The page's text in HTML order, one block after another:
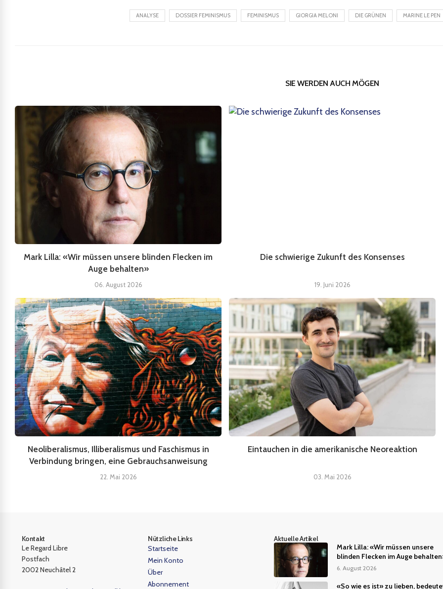
ANALYSE DOSSIER FEMINISMUS FEMINISMUS GIORGIA MELONI DIE GRÜNEN MARINE LE PEN
SIE WERDEN AUCH MÖGEN
Mark Lilla: «Wir müssen unsere blinden Flecken im
Auge behalten»
06. August 2026
Die schwierige Zukunft des Konsenses
19. Juni 2026
Neoliberalismus, Illiberalismus und Faschismus in
Verbindung bringen, eine Gebrauchsanweisung
22. Mai 2026
Eintauchen in die amerikanische Neoreaktion
03. Mai 2026
Kontakt
Le Regard Libre
Postfach
2002 Neuchâtel 2
Nützliche Links
Startseite
Mein Konto
Über
Abonnement
Aktuelle Artikel
Mark Lilla: «Wir müssen unsere
blinden Flecken im Auge
6. August 2026
«So wie es ist» zu lieben,